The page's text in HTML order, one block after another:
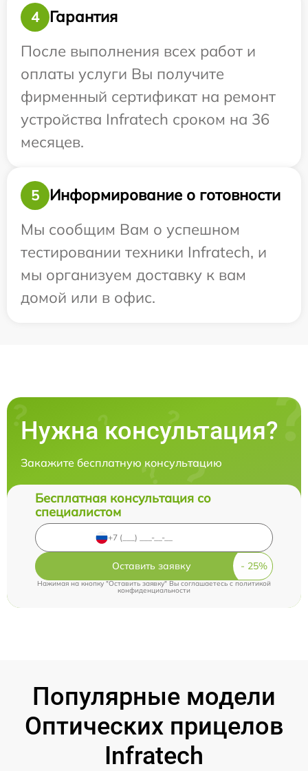
4
Гарантия
После выполнения всех работ и
оплаты услуги Вы получите
фирменный сертификат на ремонт
устройства Infratech сроком на 36
месяцев.
5
Информирование о готовности
Мы сообщим Вам о успешном
тестировании техники Infratech, и
мы организуем доставку к вам
домой или в офис.
Нужна консультация?
Закажите бесплатную консультацию
Бесплатная консультация со
специалистом
Оставить заявку
Нажимая на кнопку "Оставить заявку" Вы соглашаетесь cполитикой
конфиденциальности
Популярные модели
Оптических прицелов
Infratech